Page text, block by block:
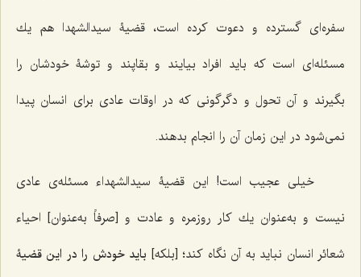
سفره‌اى گسترده و دعوت کرده است، قضيۀ سيدالشهدا هم يك
مسئله‌اى است كه بايد افراد بيايند و بقاپند و توشۀ خودشان را
بگيرند و آن تحول و دگرگونى كه در اوقات عادى براى انسان پيدا
نمى‌شود در اين زمان آن را انجام بدهند.
خيلى عجيب است! اين قضيۀ سيدالشهداء مسئله‌ى عادى
نيست و به‌عنوان يك كار روزمره و عادت و [صرفاً به‌عنوان] احياء
شعائر انسان نبايد به آن نگاه كند؛ [بلکه] بايد خودش را در اين قضيۀ